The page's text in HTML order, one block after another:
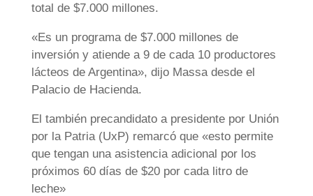
total de $7.000 millones.
«Es un programa de $7.000 millones de
inversión y atiende a 9 de cada 10 productores
lácteos de Argentina», dijo Massa desde el
Palacio de Hacienda.
El también precandidato a presidente por Unión
por la Patria (UxP) remarcó que «esto permite
que tengan una asistencia adicional por los
próximos 60 días de $20 por cada litro de
leche»